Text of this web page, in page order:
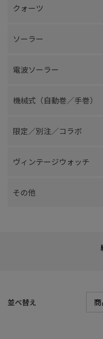
クォーツ
ソーラー
電波ソーラー
機械式（自動巻／手巻）
限定／別注／コラボ
ヴィンテージウォッチ
その他
並べ替え